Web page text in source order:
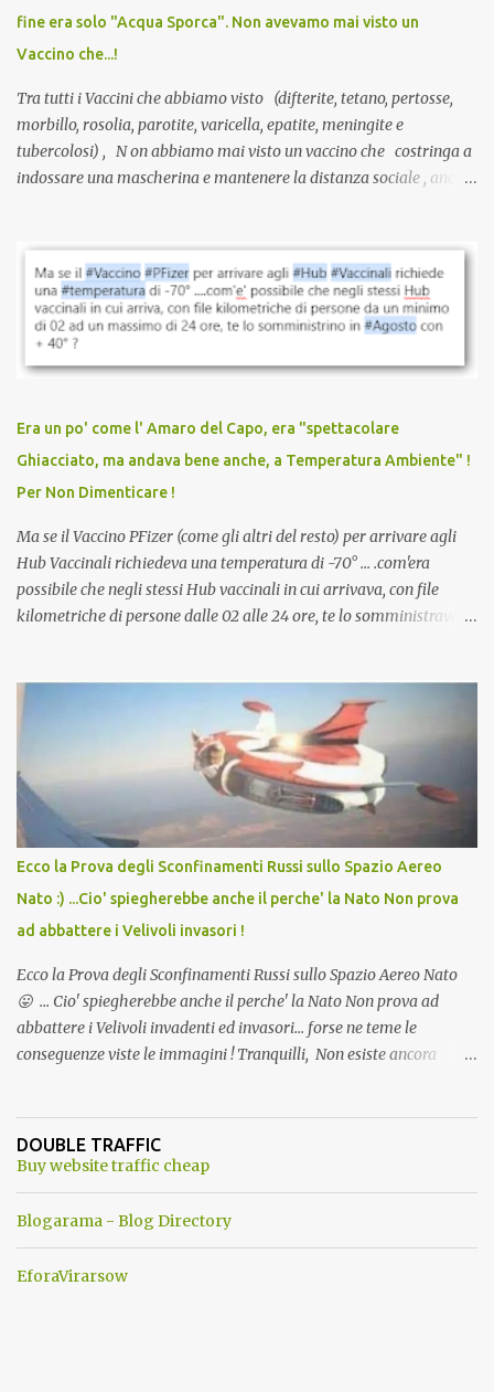
serve una prescrizione. Non c’è diagnosi. Non c’è presa in carico.
L’unico atto richiesto è una fi...
fine era solo "Acqua Sporca". Non avevamo mai visto un
Vaccino che...!
Tra tutti i Vaccini che abbiamo visto (difterite, tetano, pertosse,
morbillo, rosolia, parotite, varicella, epatite, meningite e
tubercolosi) , N on abbiamo mai visto un vaccino che costringa a
indossare una mascherina e mantenere la distanza sociale , anche
vaccinazione. Non avevamo mai sentito parlare di ricompense,
sconti, incentivi per vaccinarsi. Non avevamo mai visto
discriminazioni per coloro che non l’hanno fatto. Se non sei stato
vaccinato, nessuno aveva prima cercato di farti sentire una
persona cattiva. Non avevamo mai visto un vaccino che minacci le
vaccino usato per minacciare i mezzi di sussistenza, il lavoro o la
scuola. Non avevamo mai visto un vaccino che permettesse a un
dodicenne di ignorare il consenso dei genitori. Dopo tutti i vaccini
che abbiamo elencato sopra...
Era un po' come l' Amaro del Capo, era "spettacolare
Ghiacciato, ma andava bene anche, a Temperatura Ambiente" !
Per Non Dimenticare !
Ma se il Vaccino PFizer (come gli altri del resto) per arrivare agli
Hub Vaccinali richiedeva una temperatura di -70° ... .com'era
possibile che negli stessi Hub vaccinali in cui arrivava, con file
kilometriche di persone dalle 02 alle 24 ore, te lo somministravano
Vaccino come: l' Amaro del Capo, era "spettacolare Ghiacciato, ma
andava bene anche, a Temperatura Ambiente"! Riproponiamo
l'articolo per NON Dimenticare!
Ecco la Prova degli Sconfinamenti Russi sullo Spazio Aereo
Nato :) ...Cio' spiegherebbe anche il perche' la Nato Non prova
ad abbattere i Velivoli invasori !
Ecco la Prova degli Sconfinamenti Russi sullo Spazio Aereo Nato
😛 ... Cio' spiegherebbe anche il perche' la Nato Non prova ad
abbattere i Velivoli invadenti ed invasori... forse ne teme le
conseguenze viste le immagini ! Tranquilli, Non esiste ancora
ancora una fantasia Nato o forse una "False Flag", per provocare
una guerra mondiale che difficilmente da menti sane, potrebbe
DOUBLE TRAFFIC
Buy website traffic cheap
Blogarama - Blog Directory
EforaVirarsow